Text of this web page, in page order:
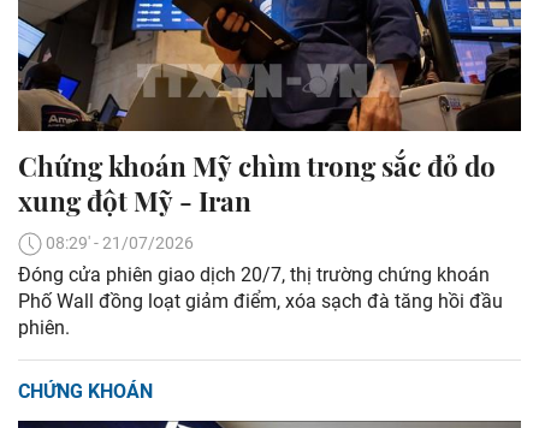
Chứng khoán Mỹ chìm trong sắc đỏ do
xung đột Mỹ - Iran
08:29' - 21/07/2026
Đóng cửa phiên giao dịch 20/7, thị trường chứng khoán
Phố Wall đồng loạt giảm điểm, xóa sạch đà tăng hồi đầu
phiên.
CHỨNG KHOÁN